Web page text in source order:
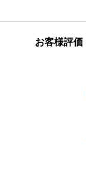
お客様評価